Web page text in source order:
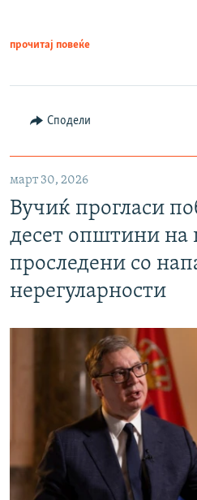
прочитај повеќе
Сподели
март 30, 2026
Вучиќ прогласи
десет општини на
проследени со
нерегуларности